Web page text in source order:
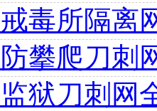
戒毒所隔离
防攀爬刀刺
监狱刀刺网